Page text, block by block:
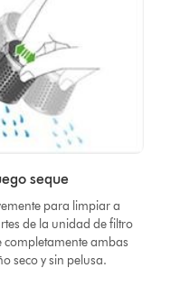
seque
para limpiar a
de la unidad de filtro
ambas
seco y sin pelusa.